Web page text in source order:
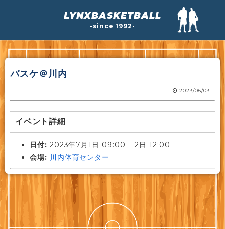
LYNXBASKETBALL
-since 1992-
バスケ＠川内
2023/06/03
イベント詳細
日付: 2023年7月1日 09:00 – 2日 12:00
会場: 川内体育センター